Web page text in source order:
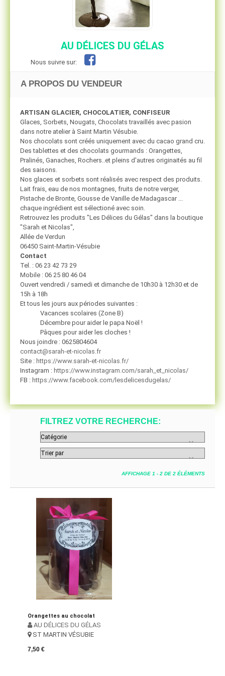
AU DÉLICES DU GÉLAS
Nous suivre sur:
A PROPOS DU VENDEUR
ARTISAN GLACIER, CHOCOLATIER, CONFISEUR
Glaces, Sorbets, Nougats, Chocolats travaillés avec pasion
dans notre atelier à Saint Martin Vésubie.
Nos chocolats sont créés uniquement avec du cacao grand cru.
Des tablettes et des chocolats gourmands : Orangettes,
Pralinés, Ganaches, Rochers..et pleins d'autres originaités au fil
des saisons.
Nos glaces et sorbets sont réalisés avec respect des produits.
Lait frais, eau de nos montagnes, fruits de notre verger,
Pistache de Bronte, Gousse de Vanille de Madagascar ...
chaque ingrédient est sélectioné avec soin.
Retrouvez les produits "Les Délices du Gélas" dans la boutique
"Sarah et Nicolas",
Allée de Verdun
06450 Saint-Martin-Vésubie
Contact
Tel. : 06 23 42 73 29
Mobile : 06 25 80 46 04
Ouvert vendredi / samedi et dimanche de 10h30 à 12h30 et de
15h à 18h
Et tous les jours aux périodes suivantes :
Vacances scolaires (Zone B)
Décembre pour aider le papa Noël !
Pâques pour aider les cloches !
Nous joindre : 0625804604
contact@sarah-et-nicolas.fr
Site : https://www.sarah-et-nicolas.fr/
Instagram : https://www.instagram.com/sarah_et_nicolas/
FB : https://www.facebook.com/lesdelicesdugelas/
FILTREZ VOTRE RECHERCHE:
AFFICHAGE 1 - 2 DE 2 ÉLÉMENTS
Orangettes au chocolat
AU DÉLICES DU GÉLAS
ST MARTIN VÉSUBIE
7,50 €